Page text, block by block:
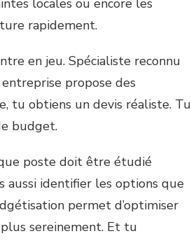
rapidement.
en jeu. Spécialiste reconnu
propose des
tu obtiens un devis réaliste. Tu
budget.
poste doit être étudié
aussi identifier les options que
permet d’optimiser
sereinement. Et tu